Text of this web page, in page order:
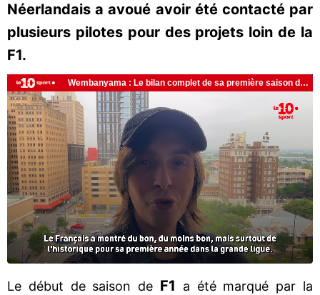
Néerlandais a avoué avoir été contacté par
plusieurs pilotes pour des projets loin de la
F1.
Le début de saison de F1 a été marqué par la